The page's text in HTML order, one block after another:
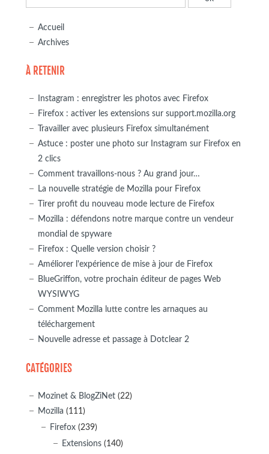
Accueil
Archives
À RETENIR
Instagram : enregistrer les photos avec Firefox
Firefox : activer les extensions sur support.mozilla.org
Travailler avec plusieurs Firefox simultanément
Astuce : poster une photo sur Instagram sur Firefox en
2 clics
Comment travaillons-nous ? Au grand jour…
La nouvelle stratégie de Mozilla pour Firefox
Tirer profit du nouveau mode lecture de Firefox
Mozilla : défendons notre marque contre un vendeur
mondial de spyware
Firefox : Quelle version choisir ?
Améliorer l'expérience de mise à jour de Firefox
BlueGriffon, votre prochain éditeur de pages Web
WYSIWYG
Comment Mozilla lutte contre les arnaques au
téléchargement
Nouvelle adresse et passage à Dotclear 2
CATÉGORIES
Mozinet & BlogZiNet (22)
Mozilla (111)
Firefox (239)
Extensions (140)